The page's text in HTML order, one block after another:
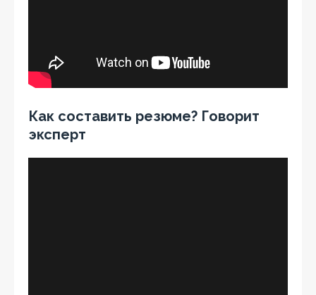
Как составить резюме? Говорит
эксперт